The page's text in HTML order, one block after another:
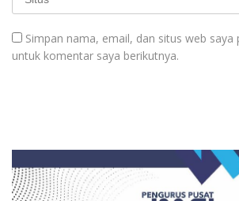
Simpan nama, email, dan situs web saya
untuk komentar saya berikutnya.